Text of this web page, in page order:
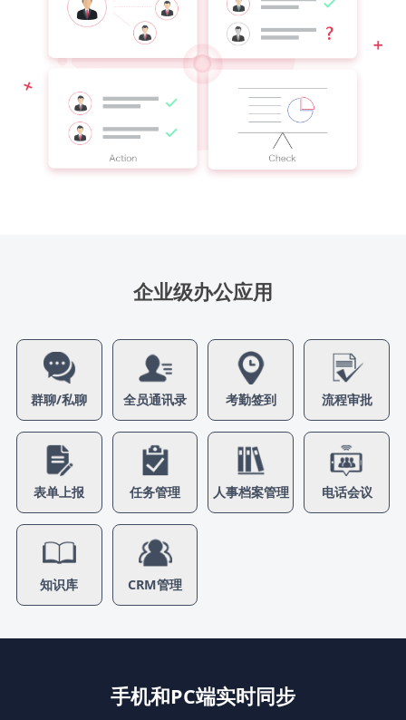
企业级办公应用
群聊/私聊 全员通讯录 考勤签到 流程审批
表单上报 任务管理 人事档案管理 电话会议
知识库 CRM管理
手机和PC端实时同步